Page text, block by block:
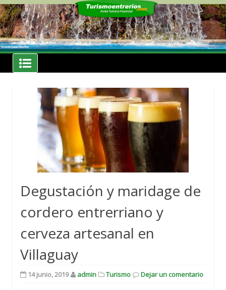
Skip
to
content
Noticias
Turismoentrerios.com
Degustación y maridage de
cordero entrerriano y
cerveza artesanal en
Villaguay
14 junio, 2019 admin Turismo Dejar un comentario